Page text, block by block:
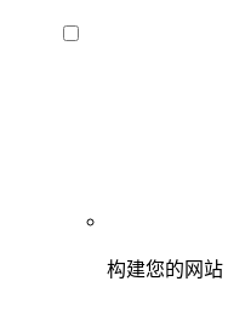
构建您的网站